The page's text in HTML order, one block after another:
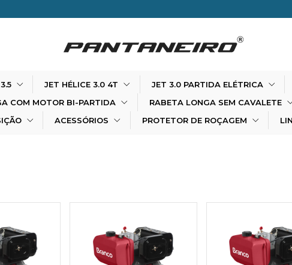
JET HÉLICE 3.0 4T JET 3.0 PARTIDA ELÉTRICA
COM MOTOR BI-PARTIDA RABETA LONGA SEM CAVALETE
ACESSÓRIOS PROTETOR DE ROÇAGEM